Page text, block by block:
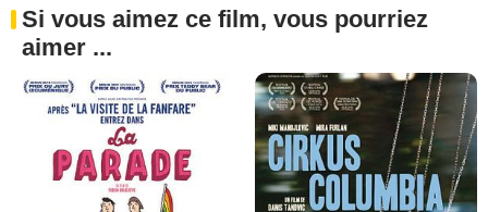
Si vous aimez ce film, vous pourriez
aimer ...